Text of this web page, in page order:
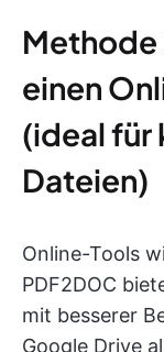
Methode
einen
(ideal für
Dateien)
Online-Tools
PDF2DOC
mit besserer
Google Drive